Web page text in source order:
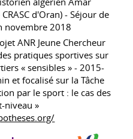
d'Oran) - Séjour de
novembre 2018
ANR Jeune Chercheur
pratiques sportives sur
« sensibles » - 2015-
et focalisé sur la Tâche
par le sport : le cas des
niveau »